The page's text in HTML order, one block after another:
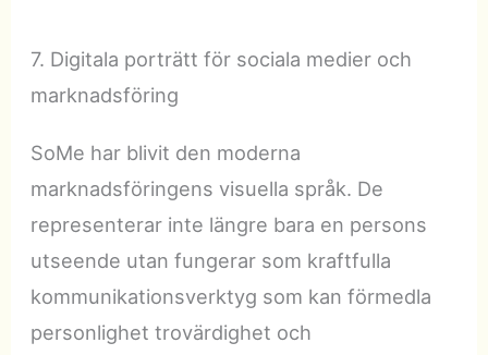
7. Digitala porträtt för sociala medier och
marknadsföring
SoMe har blivit den moderna
marknadsföringens visuella språk. De
representerar inte längre bara en persons
utseende utan fungerar som kraftfulla
kommunikationsverktyg som kan förmedla
personlighet trovärdighet och